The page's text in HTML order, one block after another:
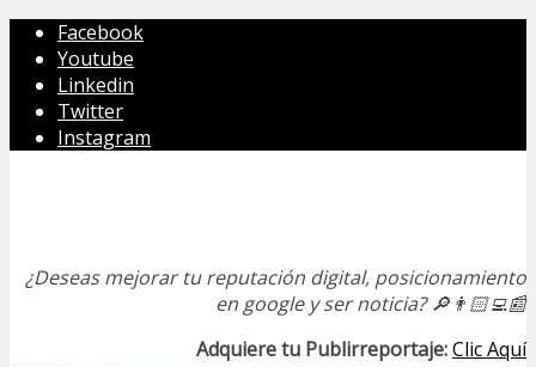
Facebook
Youtube
Linkedin
Twitter
Instagram
¿Deseas mejorar tu reputación digital, posicionamiento
en google y ser noticia?🔎👨🏻‍💻📰
Adquiere tu Publirreportaje:Clic Aquí